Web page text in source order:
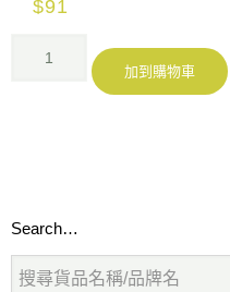
$91
加到購物車
Search…